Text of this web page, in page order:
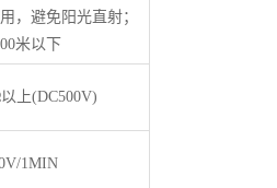
，避免阳光直射；
米以下
以上(DC500V)
1MIN